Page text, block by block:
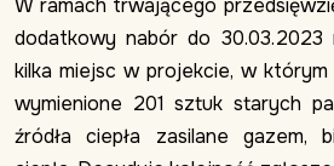
dodatkowy nabór do 30.03.2023
kilka miejsc w projekcie, w
wymienione 201 sztuk starych
źródła ciepła zasilane gazem,